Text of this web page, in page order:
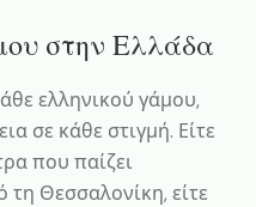
στην Ελλάδα
ελληνικού γάμου,
σε κάθε στιγμή. Είτε
που παίζει
Θεσσαλονίκη, είτε